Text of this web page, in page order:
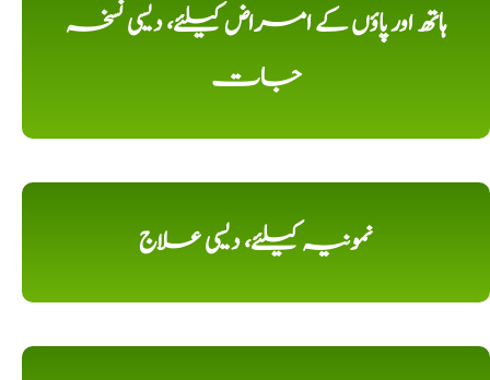
ہاتھ اور پاؤں کے امراض کیلئے، دیسی نسخہ
جات
نمونیہ کیلئے، دیسی علاج